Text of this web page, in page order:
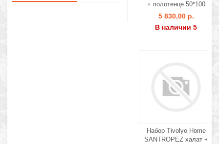
+ полотенце 50*100
5 830,00 р.
В наличии 5
Набор Tivolyo Home
SANTROPEZ халат +